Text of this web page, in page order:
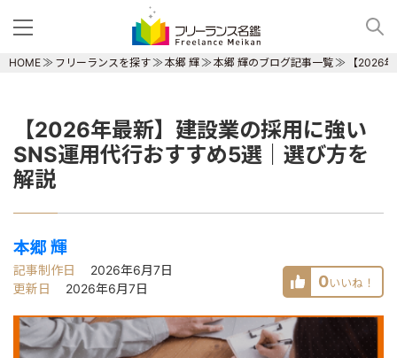
HOME フリーランスを探す 本郷 輝 本郷 輝のブログ記事一覧 【2026
【2026年最新】建設業の採用に強い
SNS運用代行おすすめ5選｜選び方を
解説
本郷 輝
記事制作日
2026年6月7日
更新日
2026年6月7日 0いいね！